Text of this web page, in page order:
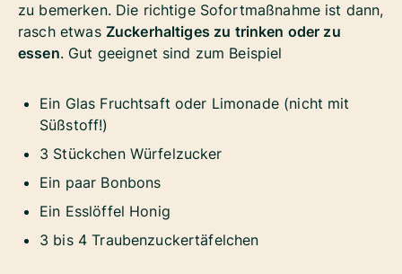
zu bemerken. Die richtige Sofortmaßnahme ist dann,
rasch etwas Zuckerhaltiges zu trinken oder zu
essen. Gut geeignet sind zum Beispiel
Ein Glas Fruchtsaft oder Limonade (nicht mit
Süßstoff!)
3 Stückchen Würfelzucker
Ein paar Bonbons
Ein Esslöffel Honig
3 bis 4 Traubenzuckertäfelchen